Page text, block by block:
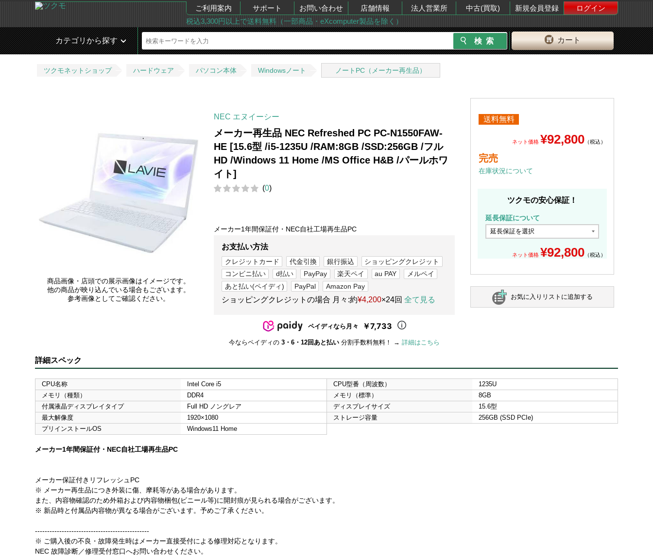
ご利用案内 サポート お問い合わせ 店舗情報 法人営業所 中古(買取) 新規会員登録
ログイン
税込3,300円以上で送料無料（一部商品・eXcomputer製品を除く）
カート
カテゴリから探す
ツクモネットショップ ハードウェア パソコン本体 Windowsノート ノートPC（メーカー再生品）
商品画像・店頭での展示画像はイメージです。
他の商品が映り込んでいる場合もございます。
参考画像としてご確認ください。
NEC エヌイーシー
メーカー再生品 NEC Refreshed PC PC-N1550FAW-
HE [15.6型 /i5-1235U /RAM:8GB /SSD:256GB /フル
HD /Windows 11 Home /MS Office H&B /パールホワ
イト]
(0)
メーカー1年間保証付・NEC自社工場再生品PC
お支払い方法
クレジットカード 代金引換 銀行振込
ショッピングクレジット
コンビニ払い
d払い PayPay 楽天ペイ au PAY
メルペイ
あと払い(ペイディ)
PayPal Amazon Pay
ショッピングクレジットの場合 月々:約¥4,200×24回 全て見る
ペイディなら月々 ￥7,733
今ならペイディの 3・6・12回あと払い 分割手数料無料！ → 詳細はこちら
送料無料
ネット価格 ¥92,800 （税込）
完売
在庫状況について
ツクモの安心保証！
延長保証について
ネット価格 ¥92,800 （税込）
お気に入りリストに追加する
詳細スペック
CPU名称 Intel Core i5 CPU型番（周波数）
1235U
メモリ（種類）
DDR4 メモリ（標準）
8GB
付属液晶ディスプレイタイプ
Full HD ノングレア ディスプレイサイズ
15.6型
最大解像度
1920×1080 ストレージ容量
256GB (SSD PCIe)
プリインストールOS
Windows11 Home
メーカー1年間保証付・NEC自社工場再生品PC
メーカー保証付きリフレッシュPC
※ メーカー再生品につき外装に傷、摩耗等がある場合があります。
また、内容物確認のため外箱および内容物梱包(ビニール等)に開封痕が見られる場合がございます。
※ 新品時と付属品内容物が異なる場合がございます。予めご了承ください。
-----------------------------------------------
※ ご購入後の不良・故障発生時はメーカー直接受付による修理対応となります。
NEC 故障診断／修理受付窓口へお問い合わせください。